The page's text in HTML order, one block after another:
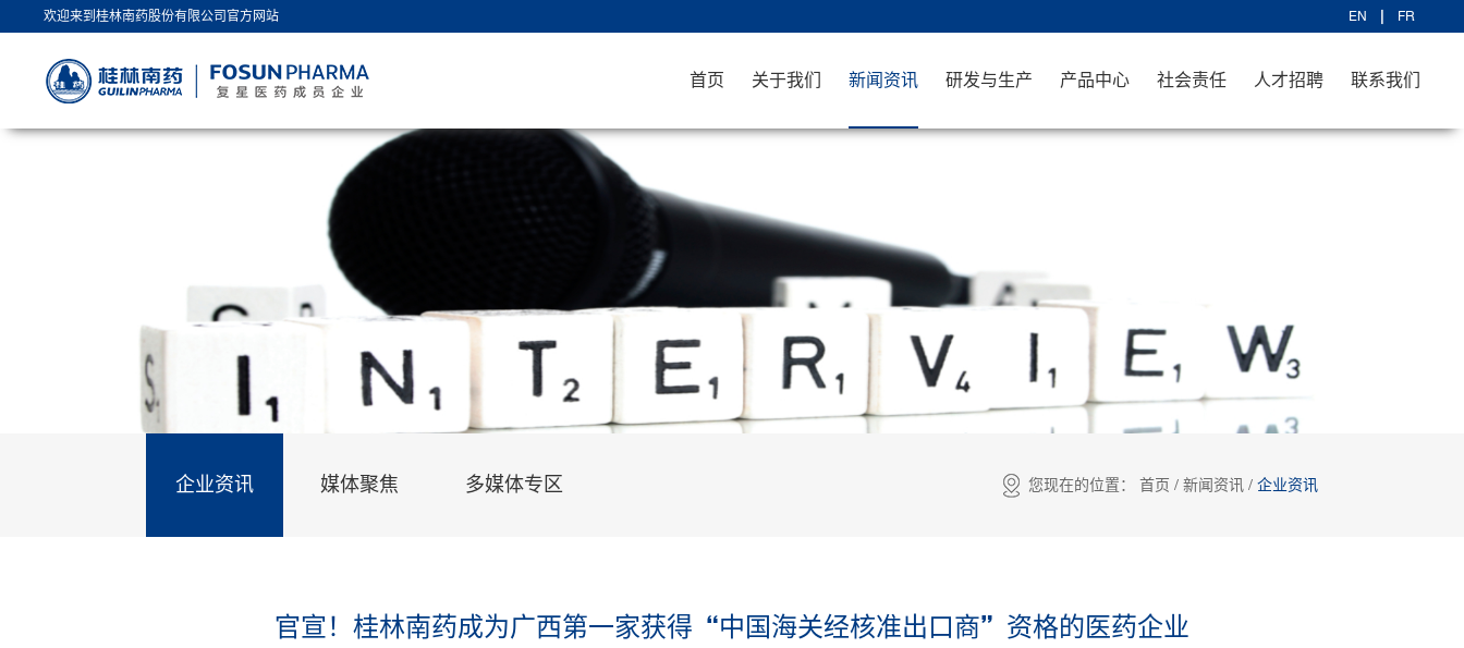
欢迎来到桂林南药股份有限公司官方网站 EN FR
首页 关于我们 新闻资讯 研发与生产 产品中心 社会责任 人才招聘 联系我们
企业资讯 媒体聚焦 多媒体专区 您现在的位置： 首页 / 新闻资讯 / 企业资讯
官宣！桂林南药成为广西第一家获得“中国海关经核准出口商”资格的医药企业